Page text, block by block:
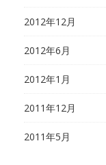
2012年12月
2012年6月
2012年1月
2011年12月
2011年5月